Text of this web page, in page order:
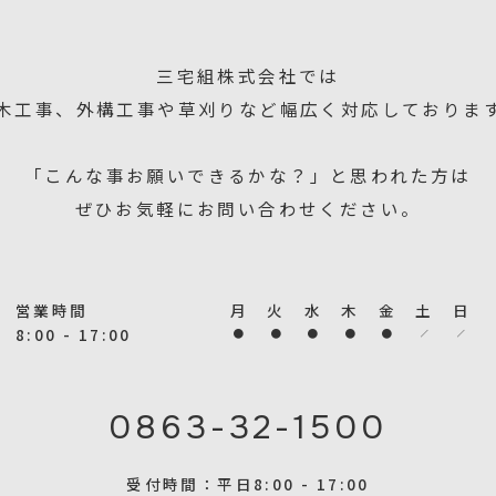
三宅組株式会社では
工事、外構工事や草刈りなど幅広く対応しておりま
「こんな事お願いできるかな？」と思われた方は
ぜひお気軽にお問い合わせください。
営業時間 月 火 水 木 金 土
日
8:00 - 17:00
0863-32-1500
受付時間：平日8:00 - 17:00